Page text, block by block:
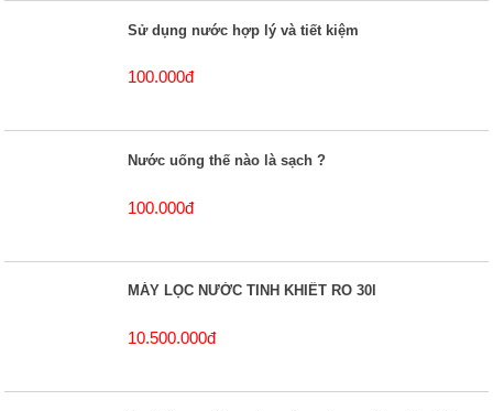
Sử dụng nước hợp lý và tiết kiệm
100.000đ
Nước uống thế nào là sạch ?
100.000đ
MÁY LỌC NƯỚC TINH KHIẾT RO 30l
10.500.000đ